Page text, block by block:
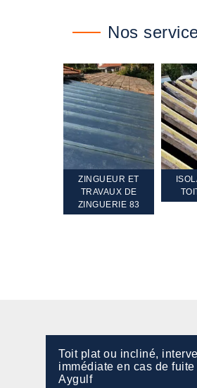
Nos
ZINGUEUR ET
TRAVAUX DE
ZINGUERIE 83
Toit plat ou incliné,
immédiate en cas de
Aygulf